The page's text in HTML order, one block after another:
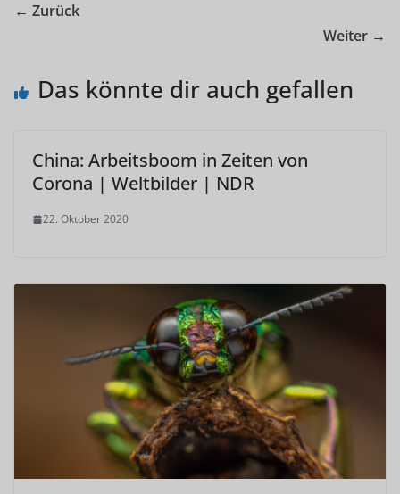
← Zurück
Weiter →
Das könnte dir auch gefallen
China: Arbeitsboom in Zeiten von
Corona | Weltbilder | NDR
22. Oktober 2020